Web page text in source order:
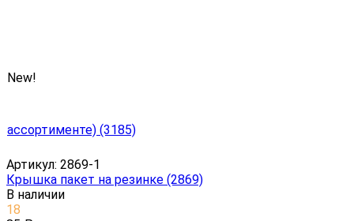
New!
Артикул: 2869-1
Крышка пакет на резинке (2869)
В наличии
18